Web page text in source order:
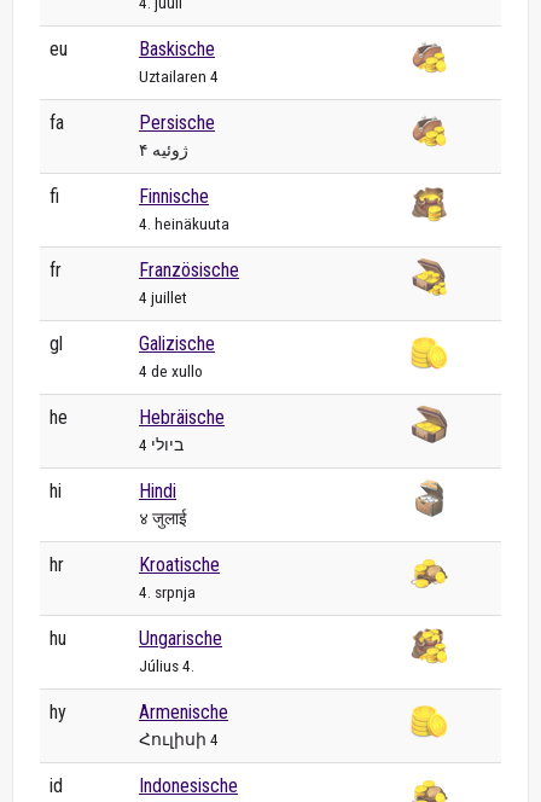
eu Baskische
Uztailaren 4
fa Persische
۴ ژوئیه
fi Finnische
4. heinäkuuta
fr Französische
4 juillet
gl Galizische
4 de xullo
he Hebräische
4 ביולי
hi Hindi
४ जुलाई
hr Kroatische
4. srpnja
hu Ungarische
Július 4.
hy Armenische
Հուլիսի 4
id Indonesische